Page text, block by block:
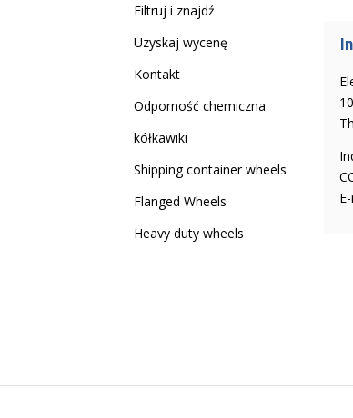
Filtruj i znajdź
Uzyskaj wycenę
Kontakt
Odporność chemiczna
kółkawiki
Shipping container wheels
Flanged Wheels
Heavy duty wheels